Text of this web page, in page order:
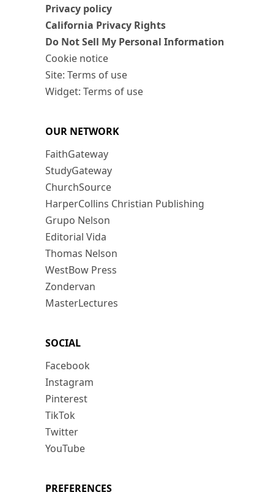
Privacy policy
California Privacy Rights
Do Not Sell My Personal Information
Cookie notice
Site: Terms of use
Widget: Terms of use
OUR NETWORK
FaithGateway
StudyGateway
ChurchSource
HarperCollins Christian Publishing
Grupo Nelson
Editorial Vida
Thomas Nelson
WestBow Press
Zondervan
MasterLectures
SOCIAL
Facebook
Instagram
Pinterest
TikTok
Twitter
YouTube
PREFERENCES